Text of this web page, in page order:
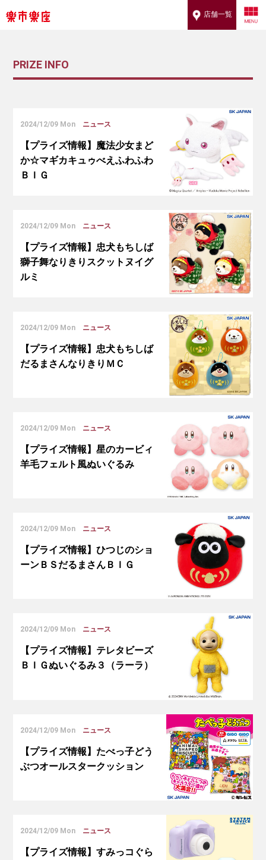
店舗一覧
PRIZE INFO
2024/12/09 Mon ニュース
【プライズ情報】魔法少女まど
か☆マギカキュゥべえふわふわ
ＢＩＧ
2024/12/09 Mon ニュース
【プライズ情報】忠犬もちしば
獅子舞なりきりスクットヌイグ
ルミ
2024/12/09 Mon ニュース
【プライズ情報】忠犬もちしば
だるまさんなりきりＭＣ
2024/12/09 Mon ニュース
【プライズ情報】星のカービィ
羊毛フェルト風ぬいぐるみ
2024/12/09 Mon ニュース
【プライズ情報】ひつじのショ
ーンＢＳだるまさんＢＩＧ
2024/12/09 Mon ニュース
【プライズ情報】テレタビーズ
ＢＩＧぬいぐるみ３（ラーラ）
2024/12/09 Mon ニュース
【プライズ情報】たべっ子どう
ぶつオールスタークッション
2024/12/09 Mon ニュース
【プライズ情報】すみっコぐら